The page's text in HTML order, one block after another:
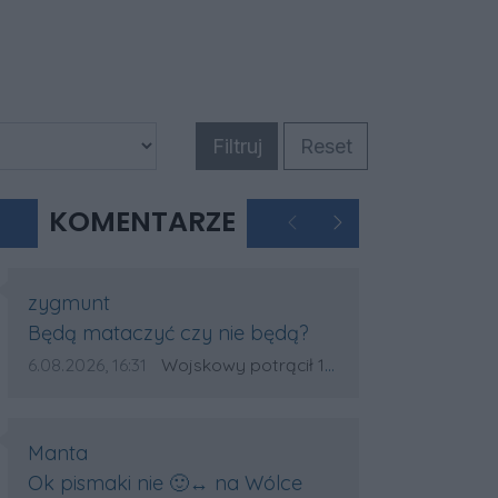
Filtruj Reset
KOMENTARZE PoprzednieNastępne
Autor komentarza:
zygmunt
Treść komentarza:
Będą mataczyć czy nie będą?
Data dodania komentarza:
6.08.2026, 16:31 Źródło komentarza:
Wojskowy potrącił 18-latka na pasach w Wólce Sokołowskiej. Na miejscu lądował śmigłowiec LPR
Autor komentarza:
Manta
Treść komentarza:
Ok pismaki nie 🙂‍↔️ na Wólce